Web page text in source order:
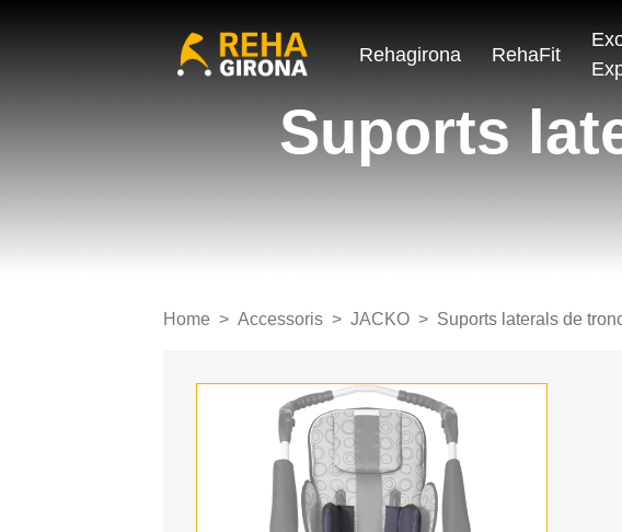
Rehagirona RehaFit
Suports
Home Accessoris JACKO Suports laterals de